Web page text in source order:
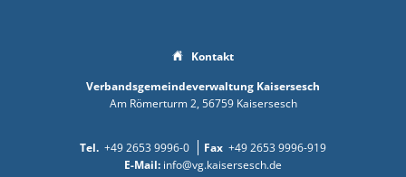
Kontakt
Verbandsgemeindeverwaltung Kaisersesch
Am Römerturm 2 56759 Kaisersesch
+49 2653 9996-0
+49 2653 9996-919
info@vg.kaisersesch.de